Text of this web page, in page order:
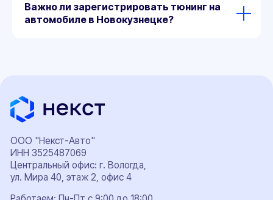
Важно ли зарегистрировать тюнинг на
автомобиле в Новокузнецке?